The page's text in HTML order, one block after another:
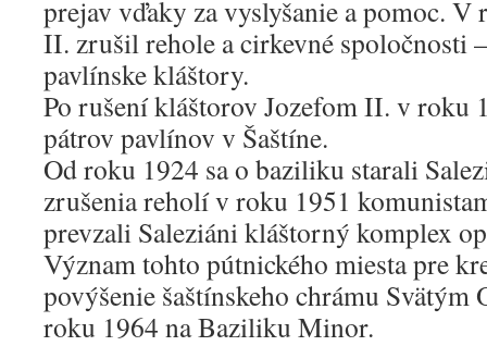
prejav vďaky za vyslyšanie a pomoc. V
II. zrušil rehole a cirkevné spoločnosti
pavlínske kláštory.
Po rušení kláštorov Jozefom II. v roku
pátrov pavlínov v Šaštíne.
Od roku 1924 sa o baziliku starali
zrušenia reholí v roku 1951
prevzali Saleziáni kláštorný komplex
Význam tohto pútnického miesta pre
povýšenie šaštínskeho chrámu Svätým
roku 1964 na Baziliku Minor.